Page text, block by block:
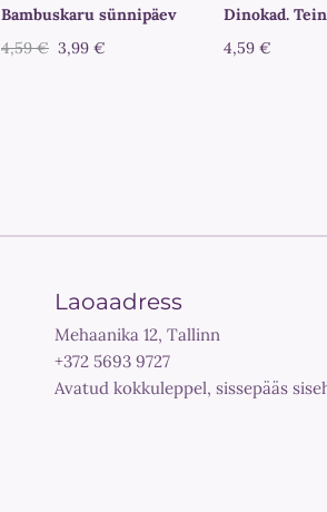
Bambuskaru sünnipäev
4,59 € 3,99 €
Dinokad.
4,59 €
Laoaadress
Mehaanika 12, Tallinn
+372 5693 9727
Avatud kokkuleppel, sissepääs